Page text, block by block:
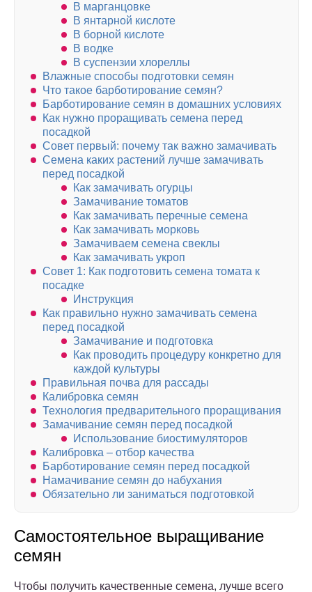
В марганцовке
В янтарной кислоте
В борной кислоте
В водке
В суспензии хлореллы
Влажные способы подготовки семян
Что такое барботирование семян?
Барботирование семян в домашних условиях
Как нужно проращивать семена перед
посадкой
Совет первый: почему так важно замачивать
Семена каких растений лучше замачивать
перед посадкой
Как замачивать огурцы
Замачивание томатов
Как замачивать перечные семена
Как замачивать морковь
Замачиваем семена свеклы
Как замачивать укроп
Совет 1: Как подготовить семена томата к
посадке
Инструкция
Как правильно нужно замачивать семена
перед посадкой
Замачивание и подготовка
Как проводить процедуру конкретно для
каждой культуры
Правильная почва для рассады
Калибровка семян
Технология предварительного проращивания
Замачивание семян перед посадкой
Использование биостимуляторов
Калибровка – отбор качества
Барботирование семян перед посадкой
Намачивание семян до набухания
Обязательно ли заниматься подготовкой
Самостоятельное выращивание
семян
Чтобы получить качественные семена, лучше всего